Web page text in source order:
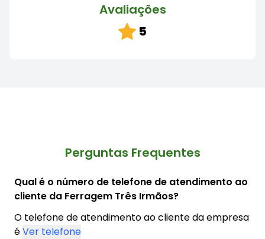
Avaliações
5
Perguntas Frequentes
Qual é o número de telefone de atendimento ao
cliente da Ferragem Três Irmãos?
O telefone de atendimento ao cliente da empresa
éVer telefone